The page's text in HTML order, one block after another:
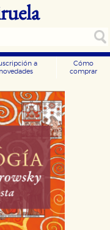
a
novedades
Cómo
comprar